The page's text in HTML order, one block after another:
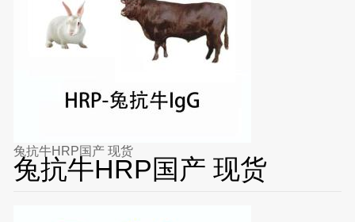
兔抗牛HRP国产 现货
兔抗牛HRP国产 现货